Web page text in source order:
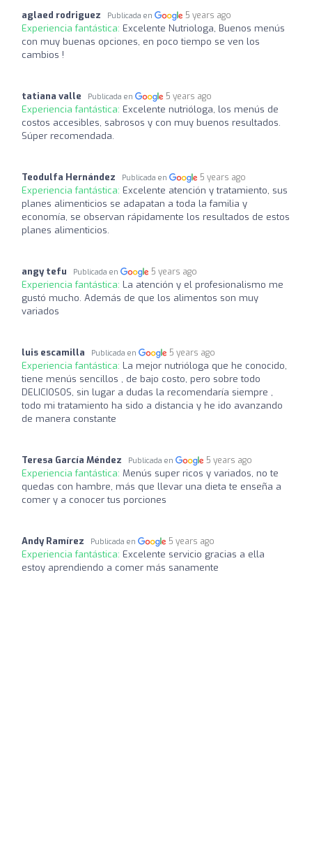
aglaed rodriguez Publicada en 5 years ago
Experiencia fantástica: Excelente Nutriologa, Buenos menús
con muy buenas opciones, en poco tiempo se ven los
cambios !
tatiana valle Publicada en 5 years ago
Experiencia fantástica: Excelente nutrióloga, los menús de
costos accesibles, sabrosos y con muy buenos resultados.
Súper recomendada.
Teodulfa Hernández Publicada en 5 years ago
Experiencia fantástica: Excelente atención y tratamiento, sus
planes alimenticios se adapatan a toda la familia y
economía, se observan rápidamente los resultados de estos
planes alimenticios.
angy tefu Publicada en 5 years ago
Experiencia fantástica: La atención y el profesionalismo me
gustó mucho. Además de que los alimentos son muy
variados
luis escamilla Publicada en 5 years ago
Experiencia fantástica: La mejor nutrióloga que he conocido,
tiene menús sencillos , de bajo costo, pero sobre todo
DELICIOSOS, sin lugar a dudas la recomendaría siempre ,
todo mi tratamiento ha sido a distancia y he ido avanzando
de manera constante
Teresa García Méndez Publicada en 5 years ago
Experiencia fantástica: Menús super ricos y variados, no te
quedas con hambre, más que llevar una dieta te enseña a
comer y a conocer tus porciones
Andy Ramírez Publicada en 5 years ago
Experiencia fantástica: Excelente servicio gracias a ella
estoy aprendiendo a comer más sanamente